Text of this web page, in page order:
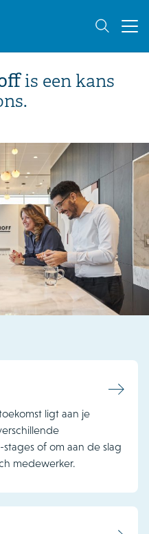
is een kans
ligt aan je
of om aan de slag
medewerker.